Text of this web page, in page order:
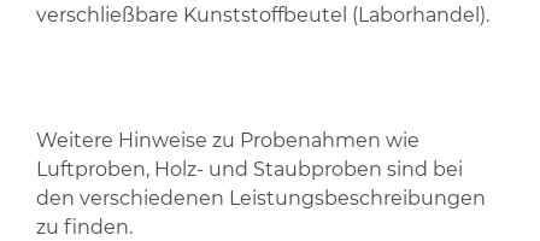
verschließbare Kunststoffbeutel (Laborhandel).
Weitere Hinweise zu Probenahmen wie
Luftproben, Holz- und Staubproben sind bei
den verschiedenen Leistungsbeschreibungen
zu finden.